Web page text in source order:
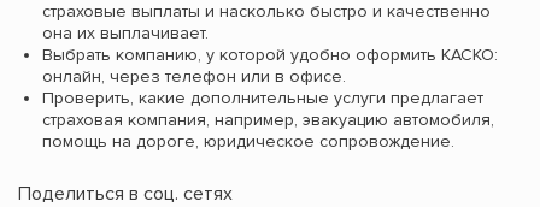
страховые выплаты и насколько быстро и качественно
она их выплачивает.
Выбрать компанию, у которой удобно оформить КАСКО:
онлайн, через телефон или в офисе.
Проверить, какие дополнительные услуги предлагает
страховая компания, например, эвакуацию автомобиля,
помощь на дороге, юридическое сопровождение.
Поделиться в соц. сетях